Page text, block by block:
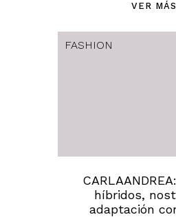
VER MÁS
FASHION
híbridos,
adaptación